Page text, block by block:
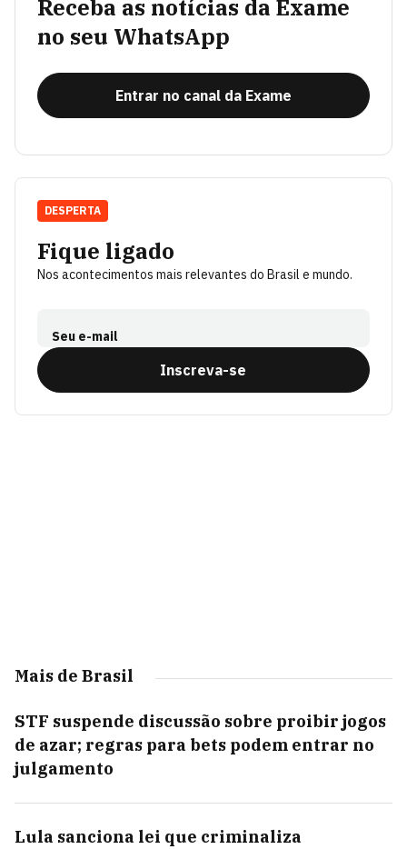
Receba as notícias da Exame
no seu WhatsApp
Entrar no canal da Exame
Fique ligado
Nos acontecimentos mais relevantes do Brasil e mundo.
Seu e-mail
Inscreva-se
DESPERTA
Mais de Brasil
STF suspende discussão sobre proibir jogos
de azar; regras para bets podem entrar no
julgamento
Lula sanciona lei que criminaliza